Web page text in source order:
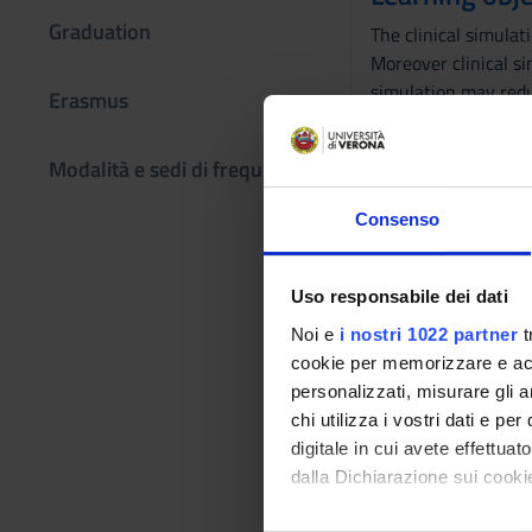
Consenso
Uso responsabile dei dati
Noi e i nostri 1022 partner
cookie per memorizzare e
personalizzati, misurare gli
chi utilizza i vostri dati e per
digitale in cui avete
dalla Dichiarazione sui
Graduation
Erasmus
Modalità e sedi di frequenza
The clinical
Moreover clinical
simulation may
the clinical
activity happens in
Critical area
Program
Definition of
neurological,
assignment of
Bibliography